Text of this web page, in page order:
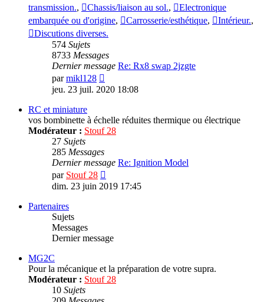
transmission., Chassis/liaison au sol.,
Electronique
embarquée ou d'origine, Carrosserie/esthétique, Intérieur.,
Discutions diverses.
574 Sujets
8733 Messages
Dernier message Re: Rx8 swap 2jzgte
parmikl128
le
jeu. 23 juil. 2020 18:08
RC et miniature
vos bombinette à échelle réduites thermique ou électrique
Modérateur : Stouf 28
27 Sujets
285 Messages
Dernier message Re: Ignition Model
par Stouf 28
le
dim. 23 juin 2019 17:45
Partenaires
Sujets
Messages
Dernier message
MG2C
Pour la mécanique et la préparation de votre supra.
Modérateur : Stouf 28
10 Sujets